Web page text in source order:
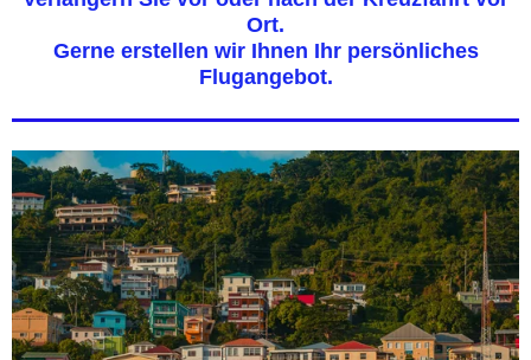
Ort.
Gerne erstellen wir Ihnen Ihr persönliches
Flugangebot.